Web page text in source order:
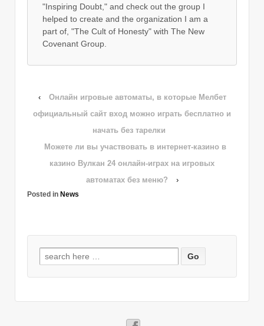
"Inspiring Doubt," and check out the group I
helped to create and the organization I am a
part of, "The Cult of Honesty" with The New
Covenant Group.
‹
Онлайн игровые автоматы, в которые Мелбет
официальный сайт вход можно играть бесплатно и
начать без тарелки
Можете ли вы участвовать в интернет-казино в
казино Вулкан 24 онлайн-играх на игровых
автоматах без меню?
›
Posted in News
Search
for: